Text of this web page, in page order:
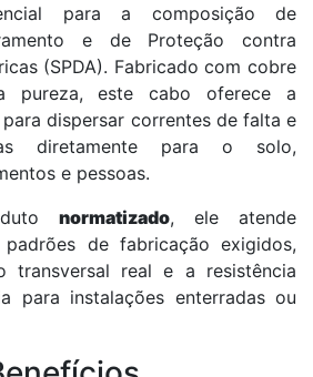
para a composição de
e de Proteção contra
(SPDA). Fabricado com cobre
pureza, este cabo oferece a
dispersar correntes de falta e
diretamente para o solo,
e pessoas.
normatizado, ele atende
padrões de fabricação exigidos,
transversal real e a resistência
para instalações enterradas ou